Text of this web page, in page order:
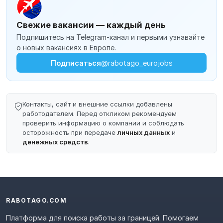
Свежие вакансии — каждый день
Подпишитесь на Telegram-канал и первыми узнавайте
о новых вакансиях в Европе.
Подписаться@rabotago_eurojobs
Контакты, сайт и внешние ссылки добавлены
работодателем. Перед откликом рекомендуем
проверить информацию о компании и соблюдать
осторожность при передачеличных данных и
денежных средств.
RABOTAGO.COM
Платформа для поиска работы за границей. Помогаем